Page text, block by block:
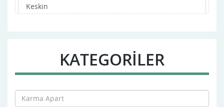
Keskin
KATEGORİLER